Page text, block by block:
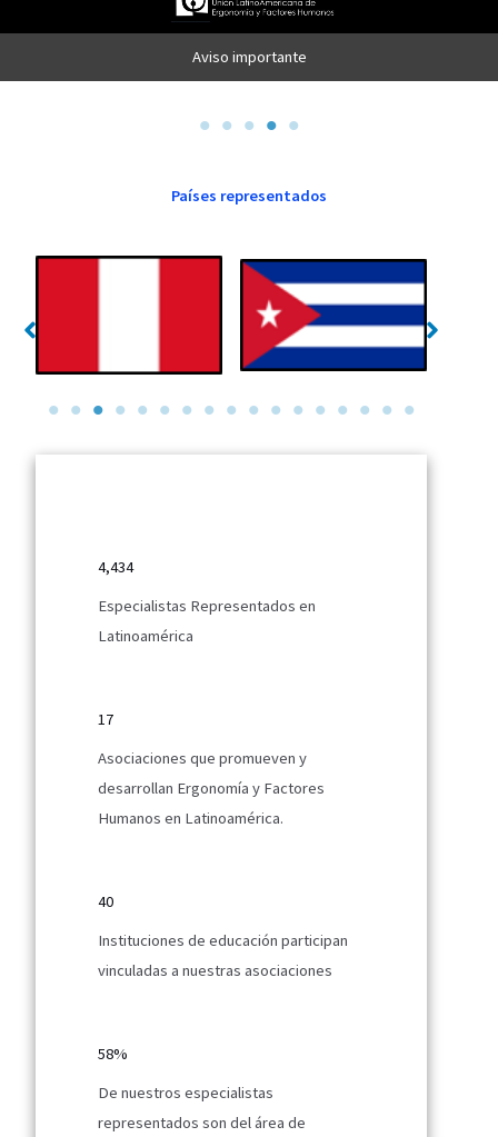
Donde estudiar Ergonomía
Países representados
Chile
4,434
Especialistas Representados en
Latinoamérica
17
Asociaciones que promueven y
desarrollan Ergonomía y Factores
Humanos en Latinoamérica.
40
Instituciones de educación participan
vinculadas a nuestras asociaciones
58%
De nuestros especialistas
representados son del área de